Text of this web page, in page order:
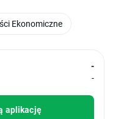
-
-
aplikację
Ekonomiczne